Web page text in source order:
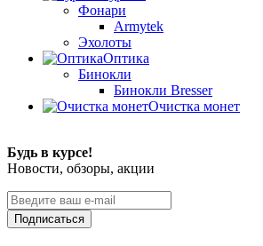
Фонари
Armytek
Эхолоты
Оптика
Бинокли
Бинокли Bresser
Очистка монет
Будь в курсе!
Новости, обзоры, акции
Подписаться